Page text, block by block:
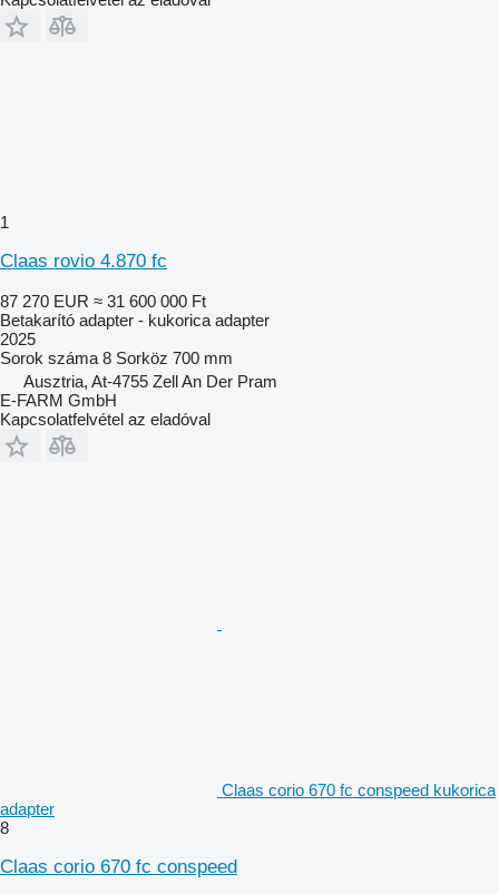
1
Claas rovio 4.870 fc
87 270 EUR ≈ 31 600 000 Ft
Betakarító adapter - kukorica adapter
2025
Sorok száma 8 Sorköz 700 mm
Ausztria, At-4755 Zell An Der Pram
E-FARM GmbH
Kapcsolatfelvétel az eladóval
Claas corio 670 fc conspeed kukorica
adapter
8
Claas corio 670 fc conspeed